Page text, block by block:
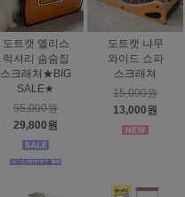
도트캣 엘리스
럭셔리 숨숨집
스크래처★BIG
SALE★
55,000원
29,800원
도트캣 냐무
와이드 쇼파
스크래쳐
15,000원
13,000원